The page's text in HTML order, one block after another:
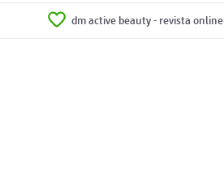
dm active beauty - revista